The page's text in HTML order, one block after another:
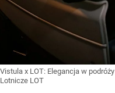
Vistula x LOT: Elegancja w podróży
Lotnicze LOT